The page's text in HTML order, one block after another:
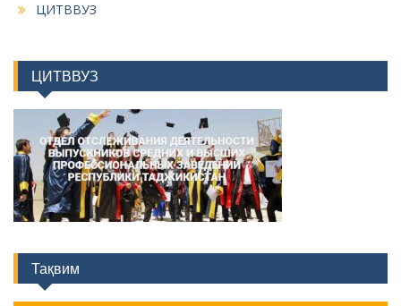
ЦИТВВУЗ
ЦИТВВУЗ
Тақвим